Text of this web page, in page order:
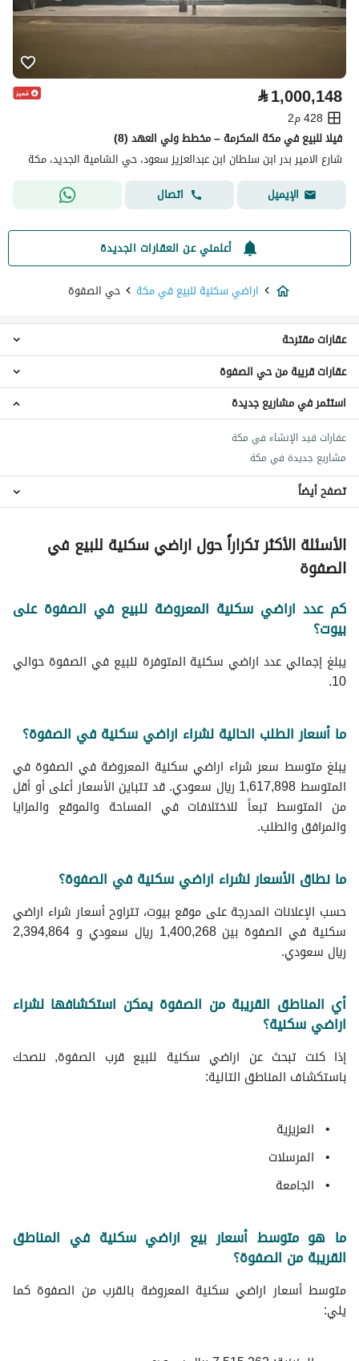
⃁1,000,148
428 م2
فيلا للبيع في مكة المكرمة – مخطط ولي العهد (8)
شارع الامير بدر ابن سلطان ابن عبدالعزيز سعود، حي الشامية الجديد، مكة
الإيميل
اتصال
أعلمني عن العقارات الجديدة
اراضي سكنية للبيع في مكة
حي الصفوة
عمائر سكنية للبيع في حي الصفوة
شقق للبيع في حي الصفوة
عقارات للبيع في حي الصفوة
عقارات مقترحة
اراضي سكنية حي الفتح
اراضي سكنية حي العزيزية
اراضي سكنية حي المرسلات
اراضي سكنية حي الجامعة
اراضي سكنية حي السنابل
اراضي سكنية حي العدل
اراضي سكنية حي قرطبة
اراضي سكنية حي الروضة
عقارات قريبة من حي الصفوة
عقارات قيد الإنشاء في مكة
مشاريع جديدة في مكة
استثمر في مشاريع جديدة
تصفح أيضاً
الأسئلة الأكثر تكراراً حول اراضي سكنية للبيع في
الصفوة
كم عدد اراضي سكنية المعروضة للبيع في الصفوة على
بيوت؟
يبلغ إجمالي عدد اراضي سكنية المتوفرة للبيع في الصفوة حوالي
10.
ما أسعار الطلب الحالية لشراء اراضي سكنية في الصفوة؟
يبلغ متوسط سعر شراء اراضي سكنية المعروضة في الصفوة في
المتوسط 1,617,898 ريال سعودي. قد تتباين الأسعار أعلى أو أقل
من المتوسط تبعاً للاختلافات في المساحة والموقع والمزايا
والمرافق والطلب.
ما نطاق الأسعار لشراء اراضي سكنية في الصفوة؟
حسب الإعلانات المدرجة على موقع بيوت، تتراوح أسعار شراء اراضي
سكنية في الصفوة بين 1,400,268 ريال سعودي و 2,394,864
ريال سعودي.
أي المناطق القريبة من الصفوة يمكن استكشافها لشراء
اراضي سكنية؟
إذا كنت تبحث عن اراضي سكنية للبيع قرب الصفوة, ننصحك
باستكشاف المناطق التالية:
العزيزية
المرسلات
الجامعة
ما هو متوسط أسعار بيع اراضي سكنية في المناطق
القريبة من الصفوة؟
متوسط ​​أسعار اراضي سكنية المعروضة بالقرب من الصفوة كما
يلي: